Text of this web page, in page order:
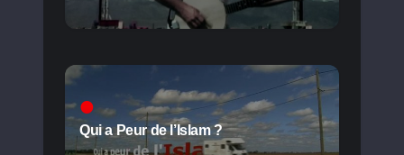
Qui a Peur de l’Islam ?